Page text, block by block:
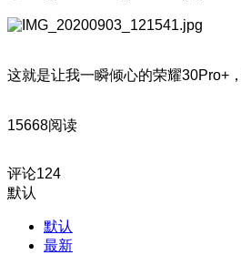
这就是让我一瞬倾心的荣耀30Pro+
15668阅读
评论124
默认
默认
最新